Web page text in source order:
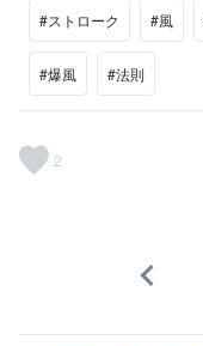
#ストローク #風
#爆風 #法則
2